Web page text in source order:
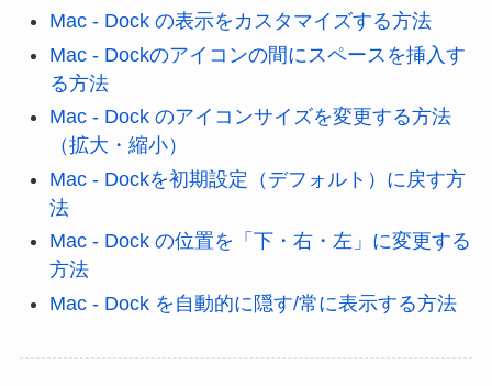
Mac - Dock の表示をカスタマイズする方法
Mac - Dockのアイコンの間にスペースを挿入す
る方法
Mac - Dock のアイコンサイズを変更する方法
（拡大・縮小）
Mac - Dockを初期設定（デフォルト）に戻す方
法
Mac - Dock の位置を「下・右・左」に変更する
方法
Mac - Dock を自動的に隠す/常に表示する方法